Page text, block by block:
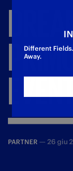
PARTNER — 26 giu
Different
Away.